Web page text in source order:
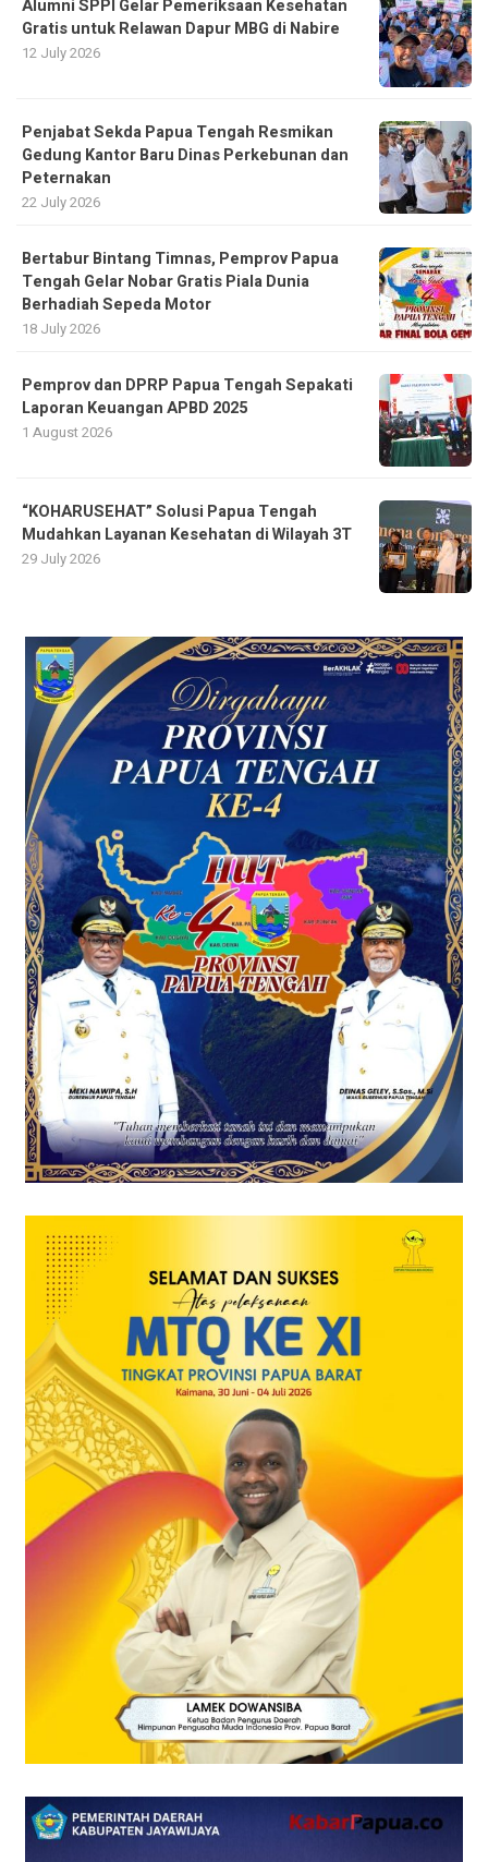
Alumni SPPI Gelar Pemeriksaan Kesehatan
Gratis untuk Relawan Dapur MBG di Nabire
12 July 2026
Penjabat Sekda Papua Tengah Resmikan
Gedung Kantor Baru Dinas Perkebunan dan
Peternakan
22 July 2026
Bertabur Bintang Timnas, Pemprov Papua
Tengah Gelar Nobar Gratis Piala Dunia
Berhadiah Sepeda Motor
18 July 2026
Pemprov dan DPRP Papua Tengah Sepakati
Laporan Keuangan APBD 2025
1 August 2026
“KOHARUSEHAT” Solusi Papua Tengah
Mudahkan Layanan Kesehatan di Wilayah 3T
29 July 2026